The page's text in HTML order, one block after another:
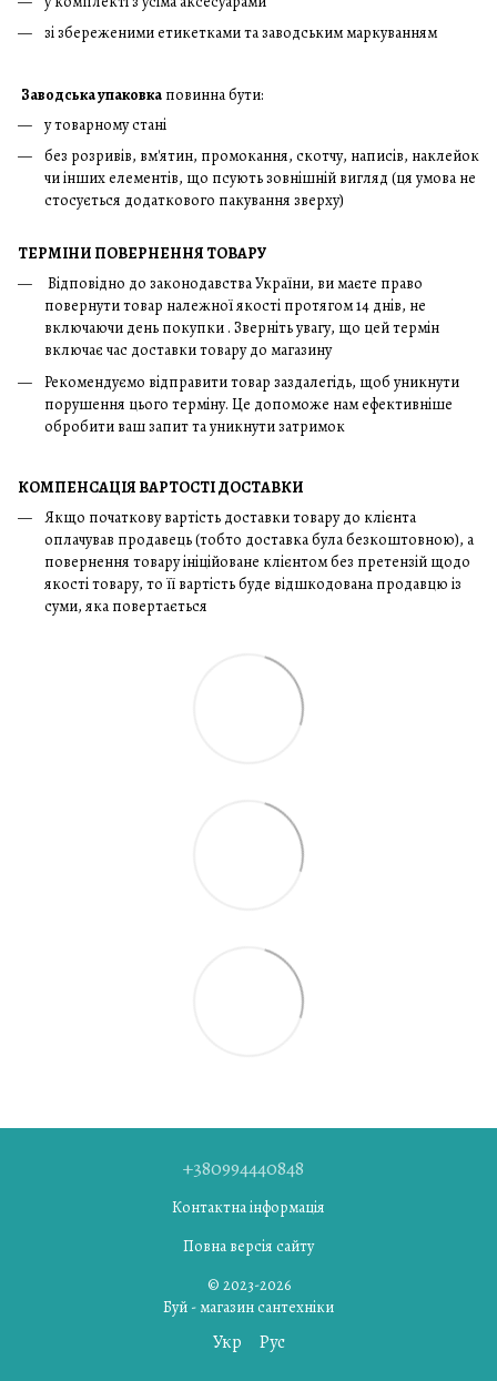
зі збереженими етикетками та заводським маркуванням
Заводська упаковка повинна бути:
у товарному стані
без розривів, вм'ятин, промокання, скотчу, написів, наклейок
чи інших елементів, що псують зовнішній вигляд (ця умова не
стосується додаткового пакування зверху)
ТЕРМІНИ ПОВЕРНЕННЯ ТОВАРУ
Відповідно до законодавства України, ви маєте право
повернути товар належної якості протягом 14 днів, не
включаючи день покупки . Зверніть увагу, що цей термін
включає час доставки товару до магазину
Рекомендуємо відправити товар заздалегідь, щоб уникнути
порушення цього терміну. Це допоможе нам ефективніше
обробити ваш запит та уникнути затримок
КОМПЕНСАЦІЯ ВАРТОСТІ ДОСТАВКИ
Якщо початкову вартість доставки товару до клієнта
оплачував продавець (тобто доставка була безкоштовною), а
повернення товару ініційоване клієнтом без претензій щодо
якості товару, то її вартість буде відшкодована продавцю із
суми, яка повертається
+380994440848
Контактна інформація
Повна версія сайту
© 2023-2026
Буй - магазин сантехніки
Укр Рус